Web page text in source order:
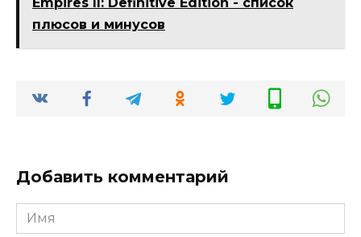
плюсов и минусов
Добавить комментарий
Имя
*